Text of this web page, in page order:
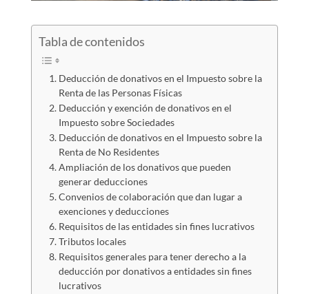
Tabla de contenidos
Deducción de donativos en el Impuesto sobre la
Renta de las Personas Físicas
Deducción y exención de donativos en el
Impuesto sobre Sociedades
Deducción de donativos en el Impuesto sobre la
Renta de No Residentes
Ampliación de los donativos que pueden
generar deducciones
Convenios de colaboración que dan lugar a
exenciones y deducciones
Requisitos de las entidades sin fines lucrativos
Tributos locales
Requisitos generales para tener derecho a la
deducción por donativos a entidades sin fines
lucrativos